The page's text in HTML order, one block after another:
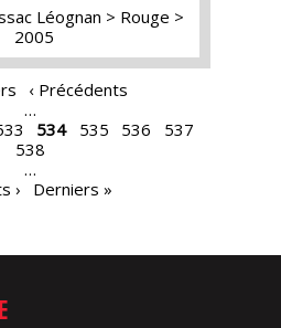
Léognan
Rouge
2005
‹ Précédents
…
534 535 536
537
538
…
›
Derniers »